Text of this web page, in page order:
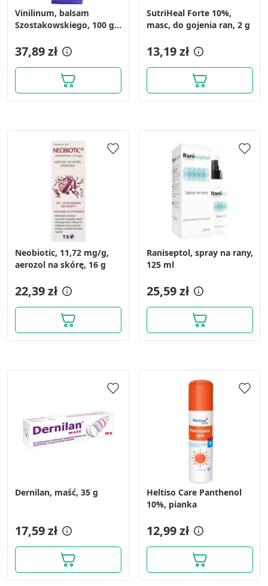
Vinilinum, balsam
Szostakowskiego, 100 g
37,89 zł
SutriHeal Forte 10%,
masc, do gojenia ran, 2 g
13,19 zł
Neobiotic, 11,72 mg/g,
aerozol na skórę, 16 g
22,39 zł
Raniseptol, spray na rany,
125 ml
25,59 zł
Dernilan, maść, 35 g
17,59 zł
Heltiso Care Panthenol
10%, pianka
12,99 zł